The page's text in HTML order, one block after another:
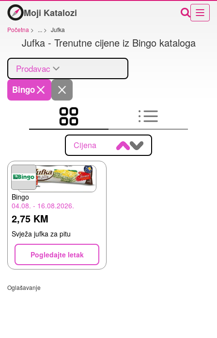
Moji Katalozi
Početna > ... > Jufka
Jufka - Trenutne cijene iz Bingo kataloga
Prodavac
Bingo
Cijena
Bingo
04.08. - 16.08.2026.
2,75 KM
Svježa jufka za pitu
Pogledajte letak
Oglašavanje